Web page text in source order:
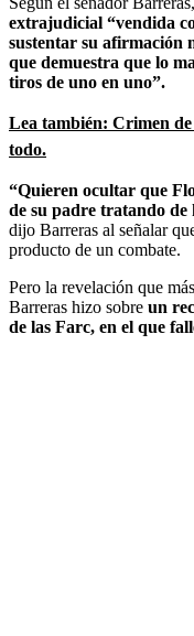
extrajudicial “vendida
sustentar su afirmación
que demuestra que lo
tiros de uno en uno”.
Lea también: Crimen
todo.
“Quieren ocultar que
de su padre tratando de
dijo Barreras al señalar
producto de un combate.
Pero la revelación que
Barreras hizo sobre un
de las Farc, en el que